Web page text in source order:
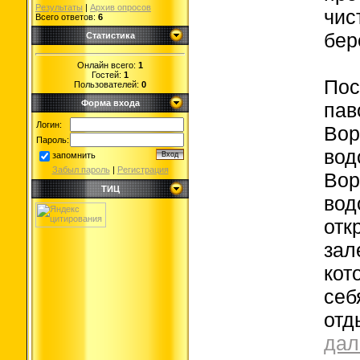
Результаты | Архив опросов
Всего ответов: 6
Статистика
Онлайн всего: 1
Гостей: 1
Пользователей: 0
Форма входа
Логин:
Пароль:
запомнить
Забыл пароль | Регистрация
ТИЦ